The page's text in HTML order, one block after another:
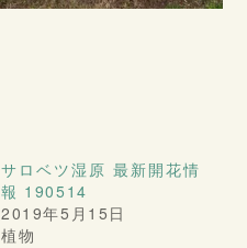
サロベツ湿原 最新開花情
報 190514
2019年5月15日
植物